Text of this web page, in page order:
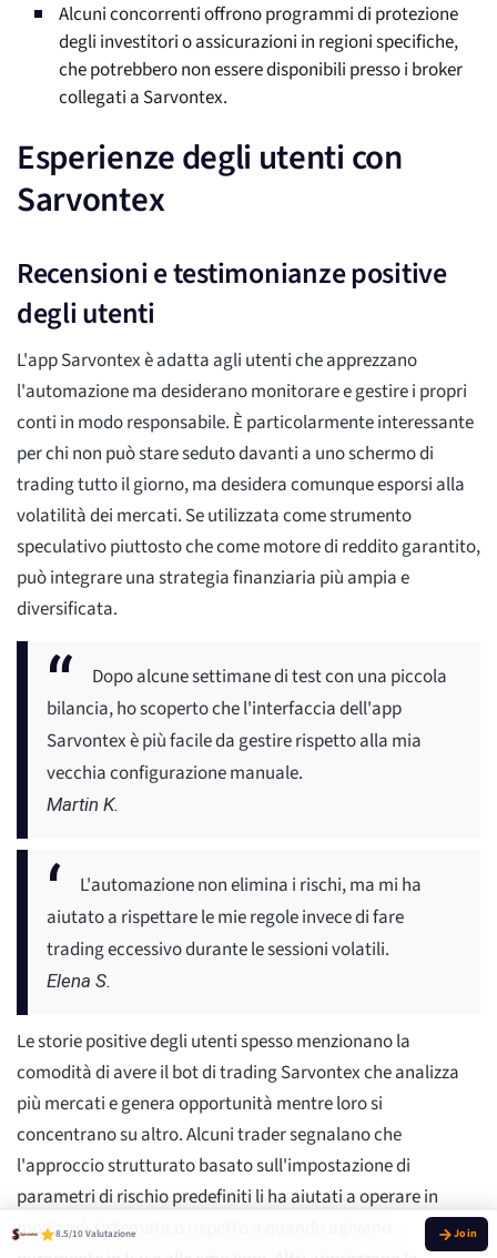
Alcuni concorrenti offrono programmi di protezione
degli investitori o assicurazioni in regioni specifiche,
che potrebbero non essere disponibili presso i broker
collegati a Sarvontex.
Esperienze degli utenti con
Sarvontex
Recensioni e testimonianze positive
degli utenti
L'app Sarvontex è adatta agli utenti che apprezzano
l'automazione ma desiderano monitorare e gestire i propri
conti in modo responsabile. È particolarmente interessante
per chi non può stare seduto davanti a uno schermo di
trading tutto il giorno, ma desidera comunque esporsi alla
volatilità dei mercati. Se utilizzata come strumento
speculativo piuttosto che come motore di reddito garantito,
può integrare una strategia finanziaria più ampia e
diversificata.
Dopo alcune settimane di test con una piccola
bilancia, ho scoperto che l'interfaccia dell'app
Sarvontex è più facile da gestire rispetto alla mia
vecchia configurazione manuale.
Martin K.
L'automazione non elimina i rischi, ma mi ha
aiutato a rispettare le mie regole invece di fare
trading eccessivo durante le sessioni volatili.
Elena S.
Le storie positive degli utenti spesso menzionano la
comodità di avere il bot di trading Sarvontex che analizza
più mercati e genera opportunità mentre loro si
concentrano su altro. Alcuni trader segnalano che
l'approccio strutturato basato sull'impostazione di
parametri di rischio predefiniti li ha aiutati a operare in
modo più sistematico rispetto a quando agivano
8.5/10 Valutazione